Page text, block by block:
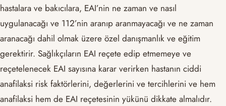
hastalara ve bakıcılara, EAI’nin ne zaman ve nasıl
uygulanacağı ve 112’nin aranıp aranmayacağı ve ne zaman
aranacağı dahil olmak üzere özel danışmanlık ve eğitim
gerektirir. Sağlıkçıların EAI reçete edip etmemeye ve
reçetelenecek EAI sayısına karar verirken hastanın ciddi
anafilaksi risk faktörlerini, değerlerini ve tercihlerini ve hem
anafilaksi hem de EAI reçetesinin yükünü dikkate almalıdır.